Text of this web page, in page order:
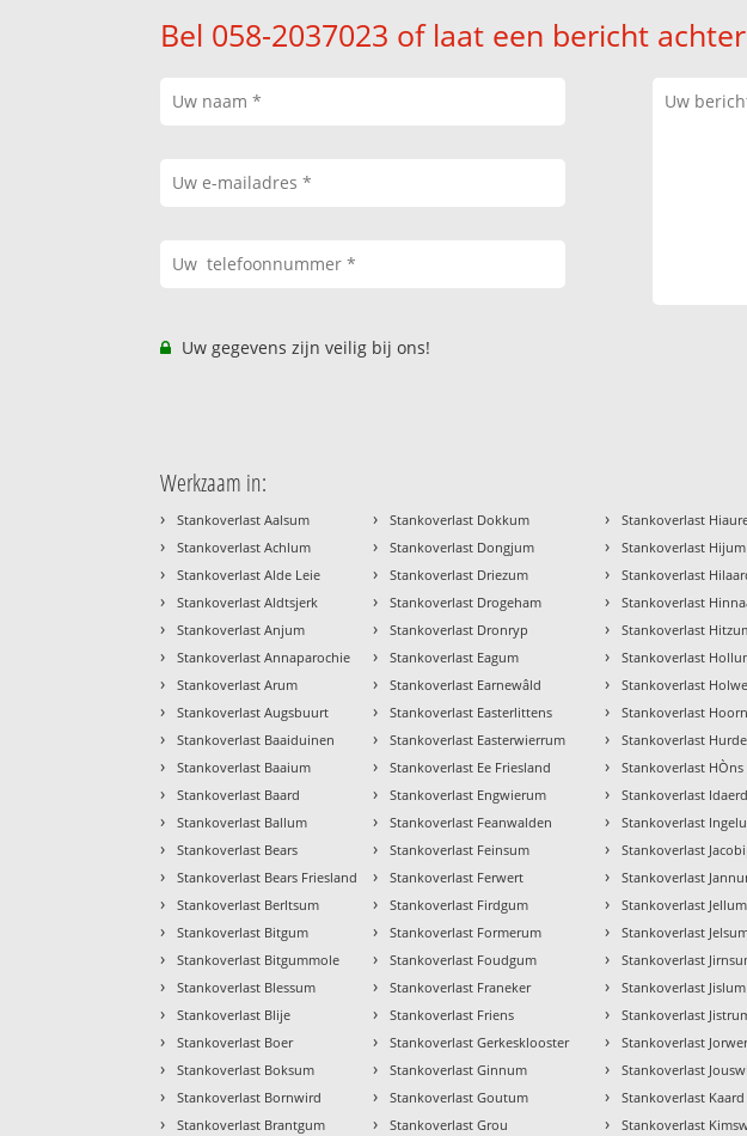
Bel 058-2037023 of laat een bericht
Uw gegevens zijn veilig bij ons!
Werkzaam in:
› Stankoverlast Aalsum
› Stankoverlast Achlum
› Stankoverlast Alde Leie
› Stankoverlast Aldtsjerk
› Stankoverlast Anjum
› Stankoverlast Annaparochie
› Stankoverlast Arum
› Stankoverlast Augsbuurt
› Stankoverlast Baaiduinen
› Stankoverlast Baaium
› Stankoverlast Baard
› Stankoverlast Ballum
› Stankoverlast Bears
› Stankoverlast Bears Friesland
› Stankoverlast Berltsum
› Stankoverlast Bitgum
› Stankoverlast Bitgummole
› Stankoverlast Blessum
› Stankoverlast Blije
› Stankoverlast Boer
› Stankoverlast Boksum
› Stankoverlast Bornwird
› Stankoverlast Brantgum
› Stankoverlast Dokkum
› Stankoverlast Dongjum
› Stankoverlast Driezum
› Stankoverlast Drogeham
› Stankoverlast Dronryp
› Stankoverlast Eagum
› Stankoverlast Earnewâld
› Stankoverlast Easterlittens
› Stankoverlast Easterwierrum
› Stankoverlast Ee Friesland
› Stankoverlast Engwierum
› Stankoverlast Feanwalden
› Stankoverlast Feinsum
› Stankoverlast Ferwert
› Stankoverlast Firdgum
› Stankoverlast Formerum
› Stankoverlast Foudgum
› Stankoverlast Franeker
› Stankoverlast Friens
› Stankoverlast Gerkesklooster
› Stankoverlast Ginnum
› Stankoverlast Goutum
› Stankoverlast Grou
› Stankoverlast
› Stankoverlast Hijum
› Stankoverlast
› Stankoverlast
› Stankoverlast
› Stankoverlast
› Stankoverlast
› Stankoverlast
› Stankoverlast
› Stankoverlast HÒns
› Stankoverlast Idaerd
› Stankoverlast
› Stankoverlast
› Stankoverlast
› Stankoverlast Jellum
› Stankoverlast
› Stankoverlast
› Stankoverlast Jislum
› Stankoverlast
› Stankoverlast
› Stankoverlast
› Stankoverlast Kaard
› Stankoverlast